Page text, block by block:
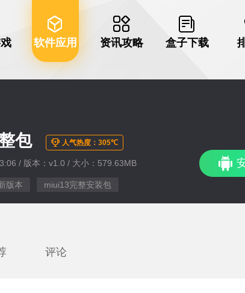
软件应用 资讯攻略 盒子下载
包 人气热度：305℃
/ 版本：v1.0 / 大小：579.63MB
版本 miui13完整安装包
评论